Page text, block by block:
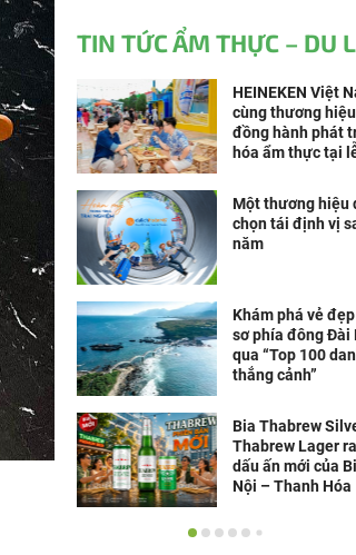
TIN TỨC ẨM THỰC – DU
HEINEKEN Việt
cùng thương
đồng hành phát
hóa ẩm thực tại
Một thương hiệu
chọn tái định vị
năm
Khám phá vẻ
sơ phía đông Đài
qua “Top 100
thắng cảnh”
Bia Thabrew
Thabrew Lager
dấu ấn mới của
Nội – Thanh Hóa
Cà phê ZeMor -